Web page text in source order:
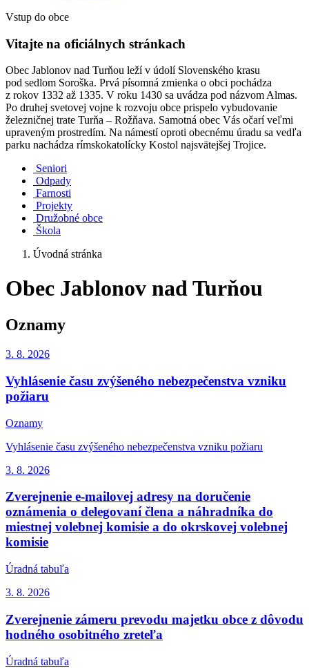
Vstup do obce
Vitajte na oficiálnych stránkach
Obec Jablonov nad Turňou leží v údolí Slovenského krasu
pod sedlom Soroška. Prvá písomná zmienka o obci pochádza
z rokov 1332 až 1335. V roku 1430 sa uvádza pod názvom Almas.
Po druhej svetovej vojne k rozvoju obce prispelo vybudovanie
železničnej trate Turňa – Rožňava. Samotná obec Vás očarí veľmi
upraveným prostredím. Na námestí oproti obecnému úradu sa vedľa
parku nachádza rímskokatolícky Kostol najsvätejšej Trojice.
Seniori
Odpady
Farnosti
Projekty
Družobné obce
Škola
Úvodná stránka
Obec Jablonov nad Turňou
Oznamy
3. 8. 2026
Vyhlásenie času zvýšeného nebezpečenstva vzniku
požiaru
Oznamy
Vyhlásenie času zvýšeného nebezpečenstva vzniku požiaru
3. 8. 2026
Zverejnenie e-mailovej adresy na doručenie
oznámenia o delegovaní člena a náhradníka do
miestnej volebnej komisie a do okrskovej volebnej
komisie
Úradná tabuľa
3. 8. 2026
Zverejnenie zámeru prevodu majetku obce z dôvodu
hodného osobitného zreteľa
Úradná tabuľa